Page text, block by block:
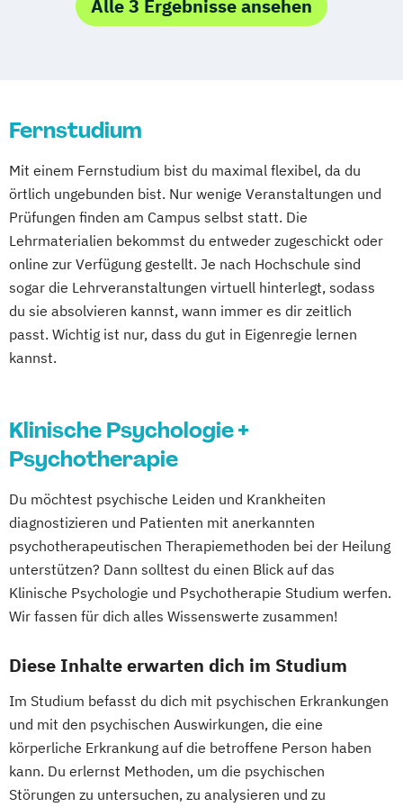
Psychologie mit Schwerpunkt
Psychologie mit Schwerpunkt
Psychologie mit Schwerpunkt
Pädagogische Psychologie
Wirtschaftspsychologie
Magdeburg Ostfildern
Psychosoziale Beratung in Sozialer Arbeit
Alle 3 Ergebnisse ansehen
Fernstudium
Mit einem Fernstudium bist du maximal flexibel, da du
örtlich ungebunden bist. Nur wenige Veranstaltungen und
Prüfungen finden am Campus selbst statt. Die
Lehrmaterialien bekommst du entweder zugeschickt oder
online zur Verfügung gestellt. Je nach Hochschule sind
sogar die Lehrveranstaltungen virtuell hinterlegt, sodass
du sie absolvieren kannst, wann immer es dir zeitlich
passt. Wichtig ist nur, dass du gut in Eigenregie lernen
kannst.
Klinische Psychologie +
Psychotherapie
Du möchtest psychische Leiden und Krankheiten
diagnostizieren und Patienten mit anerkannten
psychotherapeutischen Therapiemethoden bei der Heilung
unterstützen? Dann solltest du einen Blick auf das
Klinische Psychologie und Psychotherapie Studium werfen.
Wir fassen für dich alles Wissenswerte zusammen!
Diese Inhalte erwarten dich im Studium
Im Studium befasst du dich mit psychischen Erkrankungen
und mit den psychischen Auswirkungen, die eine
körperliche Erkrankung auf die betroffene Person haben
kann. Du erlernst Methoden, um die psychischen
Störungen zu untersuchen, zu analysieren und zu